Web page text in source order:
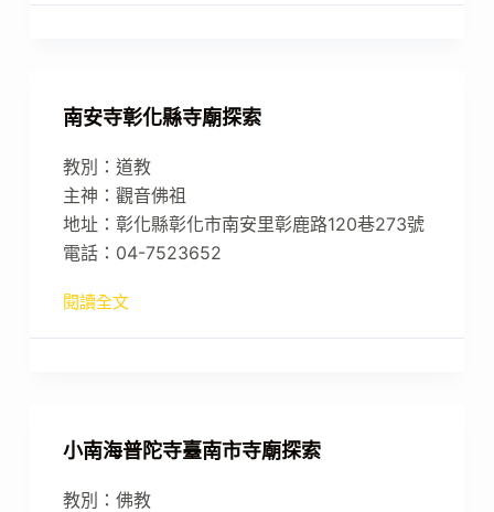
南安寺彰化縣寺廟探索
教別：道教
主神：觀音佛祖
地址：彰化縣彰化市南安里彰鹿路120巷273號
電話：04-7523652
閱讀全文
小南海普陀寺臺南市寺廟探索
教別：佛教